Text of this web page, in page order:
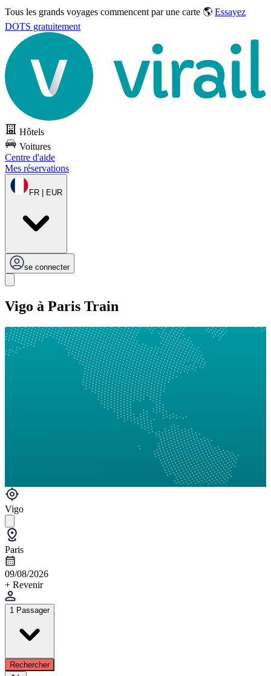
Tous les grands voyages commencent par une carte 🌎 Essayez
DOTS gratuitement
Hôtels
Voitures
Centre d'aide
Mes réservations
FR | EUR
se connecter
Vigo à Paris Train
Vigo
Paris
09/08/2026
+ Revenir
1 Passager
Rechercher